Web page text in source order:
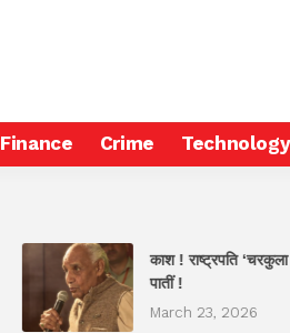
Finance Crime Technology
काश ! राष्ट्रपति
पातीं !
March 23, 2026